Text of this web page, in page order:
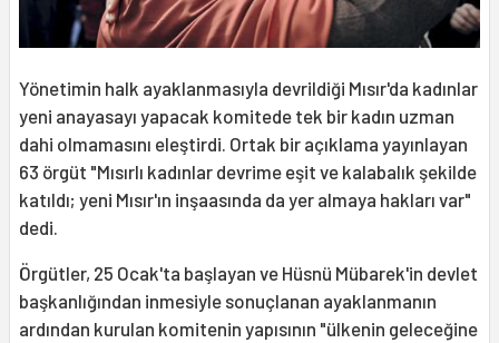
Yönetimin halk ayaklanmasıyla devrildiği Mısır'da kadınlar
yeni anayasayı yapacak komitede tek bir kadın uzman
dahi olmamasını eleştirdi. Ortak bir açıklama yayınlayan
63 örgüt "Mısırlı kadınlar devrime eşit ve kalabalık şekilde
katıldı; yeni Mısır'ın inşaasında da yer almaya hakları var"
dedi.
Örgütler, 25 Ocak'ta başlayan ve Hüsnü Mübarek'in devlet
başkanlığından inmesiyle sonuçlanan ayaklanmanın
ardından kurulan komitenin yapısının "ülkenin geleceğine